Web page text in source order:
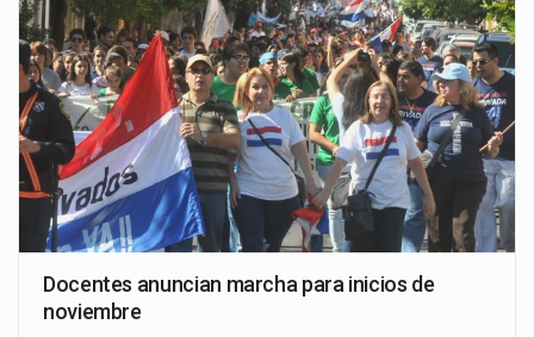
Docentes anuncian marcha para inicios de
noviembre